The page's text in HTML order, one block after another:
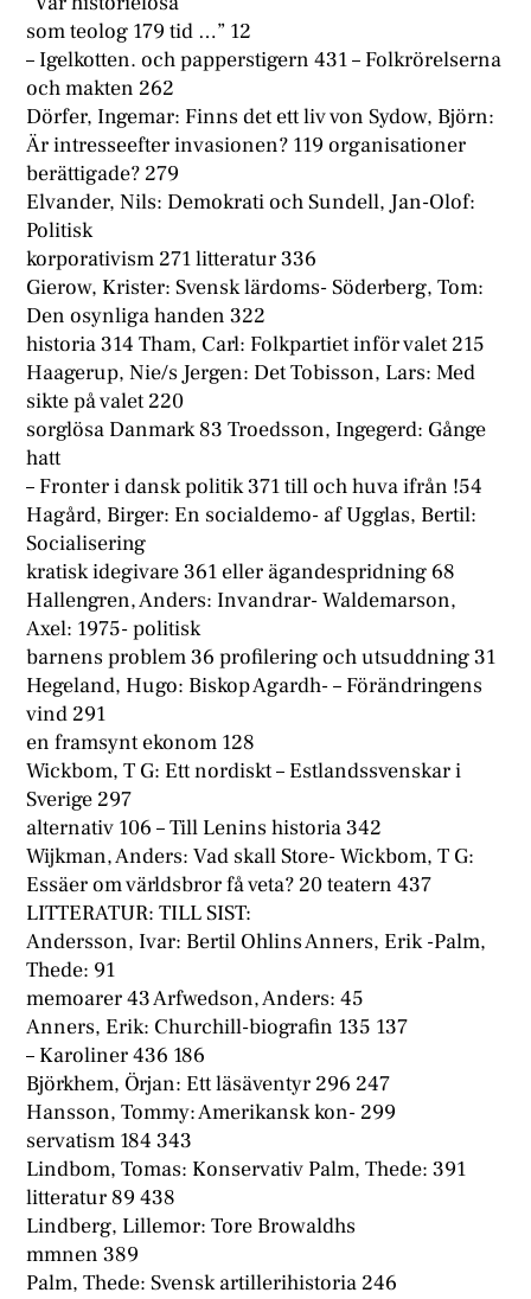
som teolog 179 tid …” 12
– Igelkotten. och papperstigern 431 – Folkrörelserna
och makten 262
Dörfer, Ingemar: Finns det ett liv von Sydow, Björn:
Är intresseefter invasionen? 119 organisationer
berättigade? 279
Elvander, Nils: Demokrati och Sundell, Jan-Olof:
Politisk
korporativism 271 litteratur 336
Gierow, Krister: Svensk lärdoms- Söderberg, Tom:
Den osynliga handen 322
historia 314 Tham, Carl: Folkpartiet inför valet 215
Haagerup, Nie/s Jergen: Det Tobisson, Lars: Med
sikte på valet 220
sorglösa Danmark 83 Troedsson, Ingegerd: Gånge
hatt
– Fronter i dansk politik 371 till och huva ifrån !54
Hagård, Birger: En socialdemo- af Ugglas, Bertil:
Socialisering
kratisk idegivare 361 eller ägandespridning 68
Hallengren, Anders: Invandrar- Waldemarson,
Axel: 1975- politisk
barnens problem 36 profilering och utsuddning 31
Hegeland, Hugo: Biskop Agardh- – Förändringens
vind 291
en framsynt ekonom 128
Wickbom, T G: Ett nordiskt – Estlandssvenskar i
Sverige 297
alternativ 106 – Till Lenins historia 342
Wijkman, Anders: Vad skall Store- Wickbom, T G:
Essäer om världsbror få veta? 20 teatern 437
LITTERATUR: TILL SIST:
Andersson, Ivar: Bertil Ohlins Anners, Erik -Palm,
Thede: 91
memoarer 43 Arfwedson, Anders: 45
Anners, Erik: Churchill-biografin 135 137
– Karoliner 436 186
Björkhem, Örjan: Ett läsäventyr 296 247
Hansson, Tommy: Amerikansk kon- 299
servatism 184 343
Lindbom, Tomas: Konservativ Palm, Thede: 391
litteratur 89 438
Lindberg, Lillemor: Tore Browaldhs
mmnen 389
Palm, Thede: Svensk artillerihistoria 246